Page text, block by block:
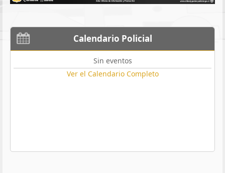
Calendario Policial
Sin eventos
Ver el Calendario Completo